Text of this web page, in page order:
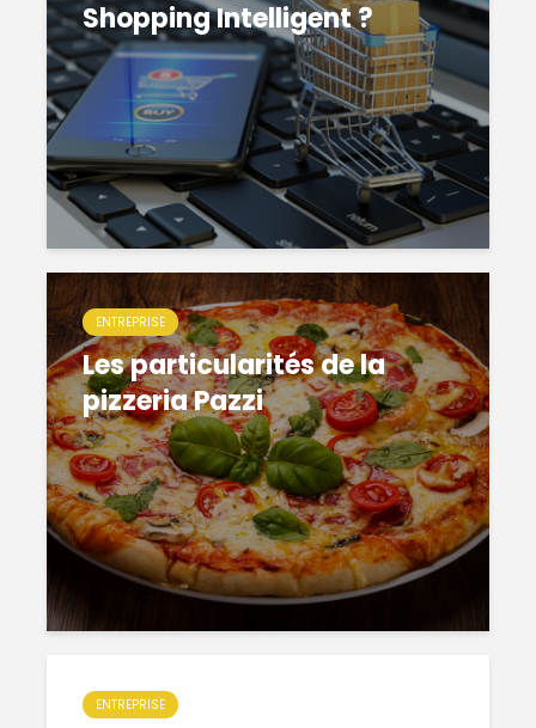
Shopping Intelligent ?
ENTREPRISE
Les particularités de la
pizzeria Pazzi
ENTREPRISE